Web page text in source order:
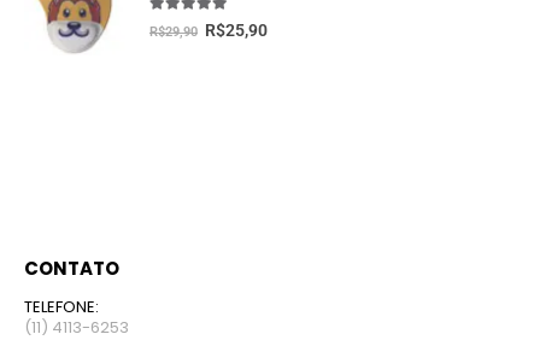
fora de 5
R$29,90 R$25,90
CONTATO
TELEFONE:
(11) 4113-6253